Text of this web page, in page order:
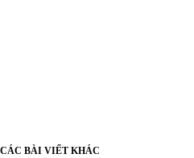
CÁC BÀI VIẾT KHÁC